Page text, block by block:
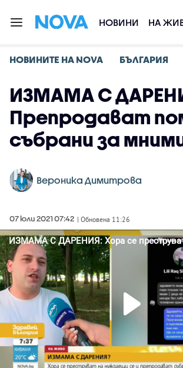
НОВИНИ НА
НОВИНИТЕ НА NOVA БЪЛГАРИЯ
ИЗМАМА С
Препродават
събрани за
Вероника Димитрова
07 юли 2021 07:42 | Обновена 11:26